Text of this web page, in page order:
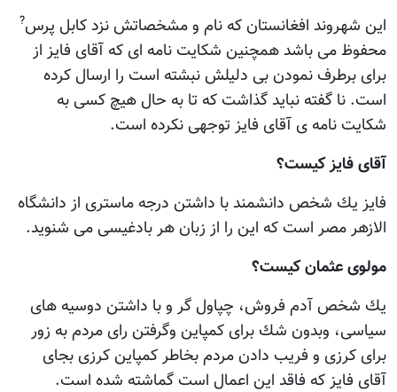
اين شهروند افغانستان که نام و مشخصاتش نزد کابل پرس?
محفوظ می باشد همچنين شكايت نامه ای كه آقای فايز از
برای برطرف نمودن بی دليلش نبشته است را ارسال كرده
است. نا گفته نبايد گذاشت كه تا به حال هيچ كسی به
شكايت نامه ی آقای فايز توجهی نكرده است.
آقای فايز كيست؟
فايز يك شخص دانشمند با داشتن درجه ماستری از دانشگاه
الازهر مصر است كه اين را از زبان هر بادغيسی می شنويد.
مولوی عثمان كيست؟
يك شخص آدم فروش، چپاول گر و با داشتن دوسيه های
سياسی، وبدون شك برای كمپاين وگرفتن رای مردم به زور
برای كرزی و فريب دادن مردم بخاطر كمپاين كرزی بجای
آقای فايز كه فاقد اين اعمال است گماشته شده است.